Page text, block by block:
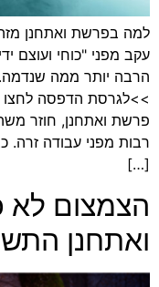
למה בפרשת ואתחנן
עקב מפני "כוחי ועוצם
הרבה יותר ממה שנדמה.
>>לגרסת הדפסה
פרשת ואתחנן, חוזר
רבות מפני עבודה
[…]
הצמצום לא
ואתחנן